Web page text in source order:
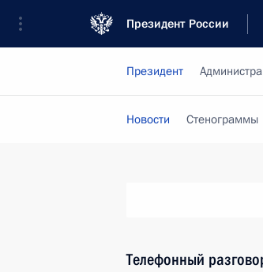
Президент России
Президент
Новости Стенограммы
Телефонный